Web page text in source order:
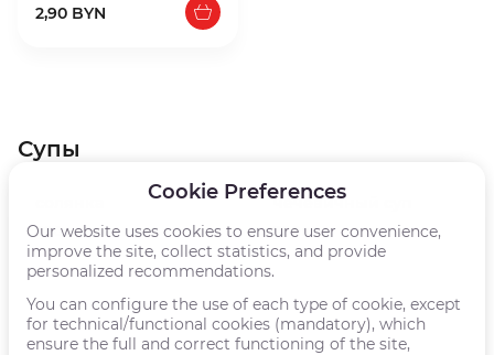
Cookie Preferences
Our website uses cookies to ensure user convenience,
improve the site, collect statistics, and provide
personalized recommendations.
You can configure the use of each type of cookie, except
for technical/functional cookies (mandatory), which
ensure the full and correct functioning of the site,
2,90 BYN
Супы
300г
чечевичный суп
300г